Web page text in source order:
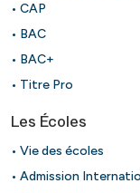
• CAP
• BAC
• BAC+
• Titre Pro
Les Écoles
• Vie des écoles
• Admission